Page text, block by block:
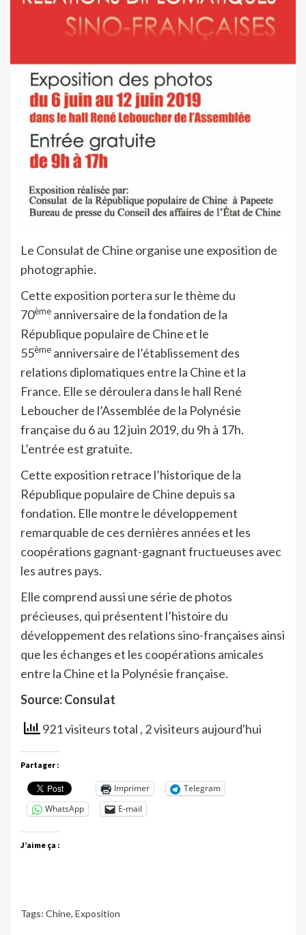
Le Consulat de Chine organise une exposition de
photographie.
Cette exposition portera sur le thème du
70ème anniversaire de la fondation de la
République populaire de Chine et le
55ème anniversaire de l’établissement des
relations diplomatiques entre la Chine et la
France. Elle se déroulera dans le hall René
Leboucher de l’Assemblée de la Polynésie
française du 6 au 12 juin 2019, du 9h à 17h.
L’entrée est gratuite.
Cette exposition retrace l’historique de la
République populaire de Chine depuis sa
fondation. Elle montre le développement
remarquable de ces dernières années et les
coopérations gagnant-gagnant fructueuses avec
les autres pays.
Elle comprend aussi une série de photos
précieuses, qui présentent l’histoire du
développement des relations sino-françaises ainsi
que les échanges et les coopérations amicales
entre la Chine et la Polynésie française.
Source: Consulat
921 visiteurs total , 2 visiteurs aujourd'hui
Partager :
Imprimer
Telegram
WhatsApp
E-mail
J’aime ça :
Tags: Chine, Exposition